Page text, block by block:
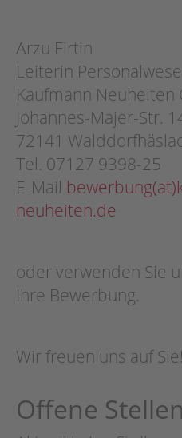
Arzu Firtin
Leiterin
Kaufmann Neuheiten
Johannes-Majer-Str.
72141
Tel. 07127 9398-25
E-Mail
neuheiten.de
oder verwenden Sie
Ihre Bewerbung.
Wir freuen uns auf Sie!
Offene Stellen